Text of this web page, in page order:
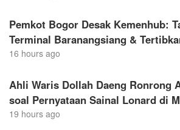
Pemkot Bogor Desak Kemenhub:
Terminal Baranangsiang &
16 hours ago
Ahli Waris Dollah Daeng Ronrong
soal Pernyataan Sainal Lonard di
19 hours ago